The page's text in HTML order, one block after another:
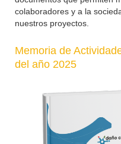
colaboradores y a la
nuestros proyectos.
Memoria de
del año 2025